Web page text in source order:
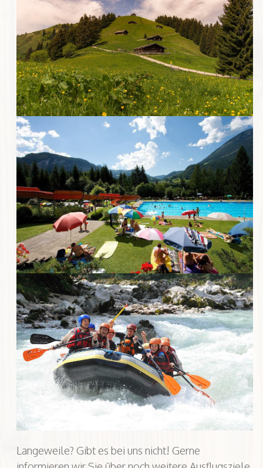
Langeweile? Gibt es bei uns nicht! Gerne